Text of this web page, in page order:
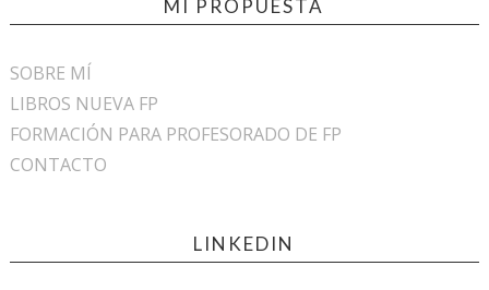
MI PROPUESTA
SOBRE MÍ
LIBROS NUEVA FP
FORMACIÓN PARA PROFESORADO DE FP
CONTACTO
LINKEDIN